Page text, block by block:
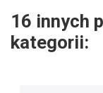
16 innych
kategorii: